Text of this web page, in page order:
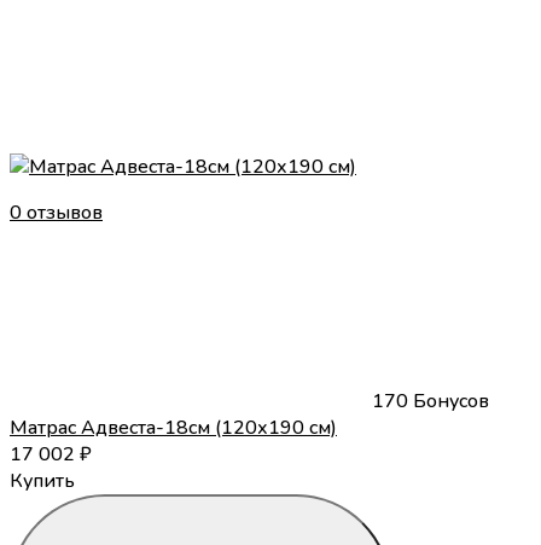
0 отзывов
170 Бонусов
Матрас Адвеста-18см (120х190 см)
17 002 ₽
Купить